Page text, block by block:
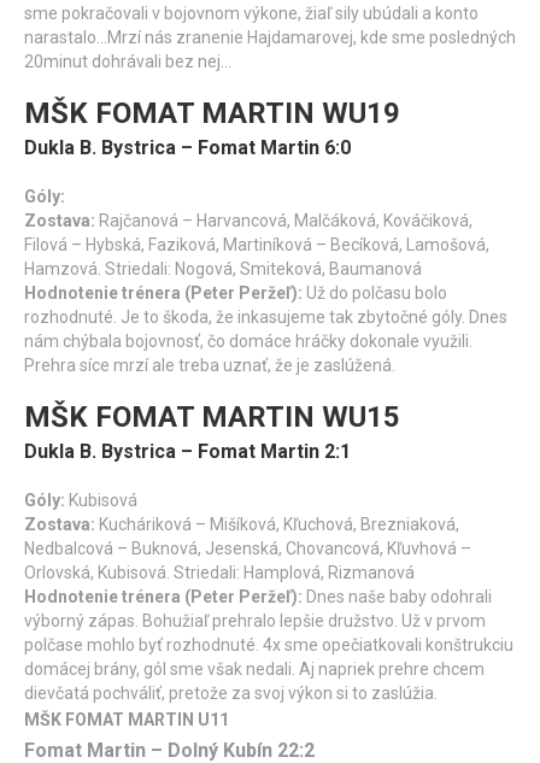
sme pokračovali v bojovnom výkone, žiaľ sily ubúdali a konto
narastalo…Mrzí nás zranenie Hajdamarovej, kde sme posledných
20minut dohrávali bez nej…
MŠK FOMAT MARTIN WU19
Dukla B. Bystrica – Fomat Martin 6:0
Góly:
Zostava: Rajčanová – Harvancová, Malčáková, Kováčiková,
Filová – Hybská, Faziková, Martiníková – Becíková, Lamošová,
Hamzová. Striedali: Nogová, Smiteková, Baumanová
Hodnotenie trénera (Peter Peržeľ): Už do polčasu bolo
rozhodnuté. Je to škoda, že inkasujeme tak zbytočné góly. Dnes
nám chýbala bojovnosť, čo domáce hráčky dokonale využili.
Prehra síce mrzí ale treba uznať, že je zaslúžená.
MŠK FOMAT MARTIN WU15
Dukla B. Bystrica – Fomat Martin 2:1
Góly: Kubisová
Zostava: Kucháriková – Mišíková, Kľuchová, Brezniaková,
Nedbalcová – Buknová, Jesenská, Chovancová, Kľuvhová –
Orlovská, Kubisová. Striedali: Hamplová, Rizmanová
Hodnotenie trénera (Peter Peržeľ): Dnes naše baby odohrali
výborný zápas. Bohužiaľ prehralo lepšie družstvo. Už v prvom
polčase mohlo byť rozhodnuté. 4x sme opečiatkovali konštrukciu
domácej brány, gól sme však nedali. Aj napriek prehre chcem
dievčatá pochváliť, pretože za svoj výkon si to zaslúžia.
MŠK FOMAT MARTIN U11
Fomat Martin – Dolný Kubín 22:2